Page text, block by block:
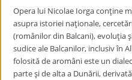
Opera lui Nicolae Iorga conţine
asupra istoriei naţionale,
(românilor din Balcani), evoluţia
sudice ale Balcanilor, inclusiv în
folosită de aromâni este un
parte şi de alta a Dunării,